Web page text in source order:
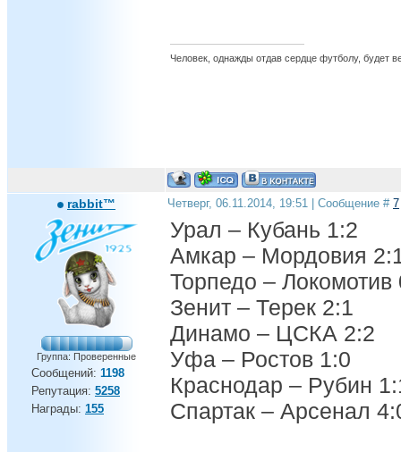
Человек, однажды отдав сердце футболу, будет
rabbit™
Группа: Проверенные
Сообщений: 1198
Репутация: 5258
Награды: 155
Четверг, 06.11.2014, 19:51 | Сообщение # 7
Урал – Кубань 1:2
Амкар – Мордовия
Торпедо – Локомотив
Зенит – Терек 2:1
Динамо – ЦСКА 2:2
Уфа – Ростов 1:0
Краснодар – Рубин
Спартак – Арсенал